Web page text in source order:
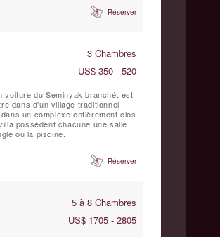
Réserver
3 Chambres
US$ 350 - 520
voiture du Seminyak branché, est
dans d'un village traditionnel
un complexe entièrement clos
possèdent chacune une salle
ou la piscine.
Réserver
5 à 8 Chambres
US$ 1705 - 2805